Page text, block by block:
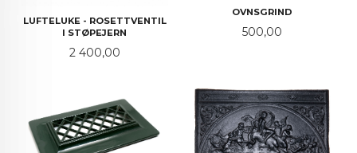
LUFTELUKE - ROSETTVENTIL
I STØPEJERN
Pris
2 400,00
OVNSGRIND
Pris
500,00